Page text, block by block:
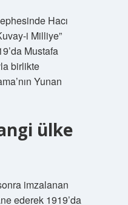
Hacı
i Milliye”
Mustafa
birlikte
Yunan
ülke
imzalanan
ederek 1919’da